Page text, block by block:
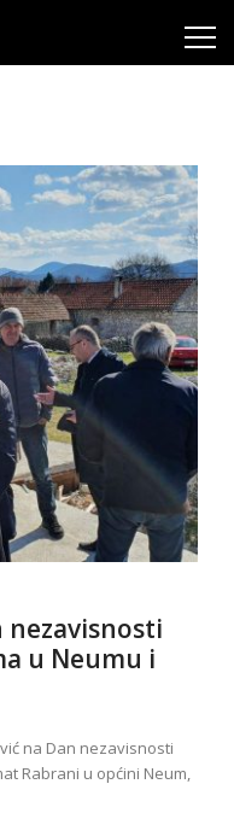
u Neumu i
na Dan nezavisnosti
Rabrani u općini Neum,